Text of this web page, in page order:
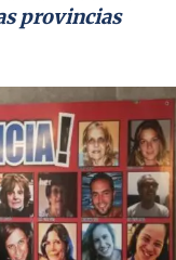
provincias